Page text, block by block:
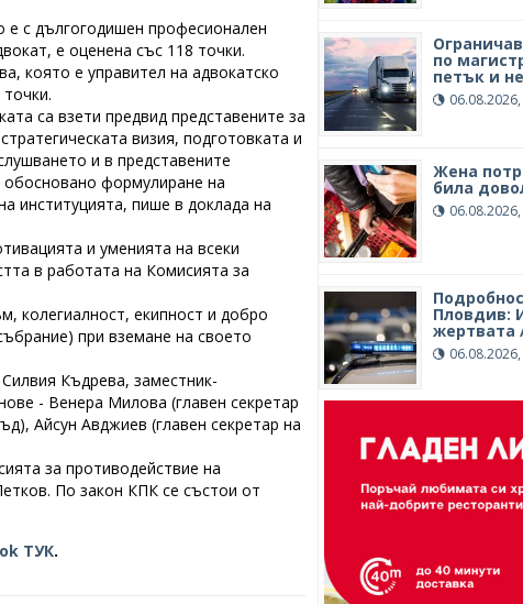
е с дългогодишен професионален
е оценена със 118 точки.
която е управител на адвокатско
са взети предвид представените за
визия, подготовката и
и в представените
обосновано формулиране на
институцията, пише в доклада на
и уменията на всеки
в работата на Комисията за
колегиалност, екипност и добро
при вземане на своето
Къдрева, заместник-
- Венера Милова (главен секретар
Айсун Авджиев (главен секретар на
за противодействие на
По закон КПК се състои от
ТУК.
по
петък и
Жена
била
Пловдив:
жертвата